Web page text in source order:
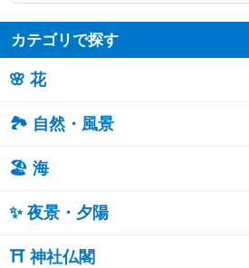
カテゴリで探す
🌸 花
🏞️ 自然・風景
🏖 海
✨ 夜景・夕陽
⛩ 神社仏閣